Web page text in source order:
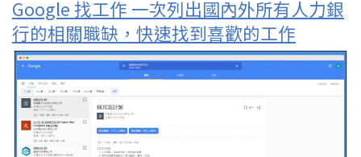
Google 找工作 一次列出國內外所有人力銀
行的相關職缺，快速找到喜歡的工作